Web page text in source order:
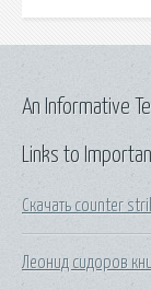
Links to
Скачать counter
Леонид сидоров
An Informative